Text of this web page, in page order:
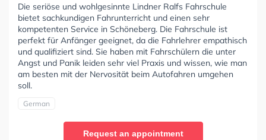
Die seriöse und wohlgesinnte Lindner Ralfs Fahrschule
bietet sachkundigen Fahrunterricht und einen sehr
kompetenten Service in Schöneberg. Die Fahrschule ist
perfekt für Anfänger geeignet, da die Fahrlehrer empathisch
und qualifiziert sind. Sie haben mit Fahrschülern die unter
Angst und Panik leiden sehr viel Praxis und wissen, wie man
am besten mit der Nervosität beim Autofahren umgehen
soll.
German
Request an appointment